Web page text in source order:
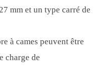
mm et un type carré de
à cames peuvent être
charge de